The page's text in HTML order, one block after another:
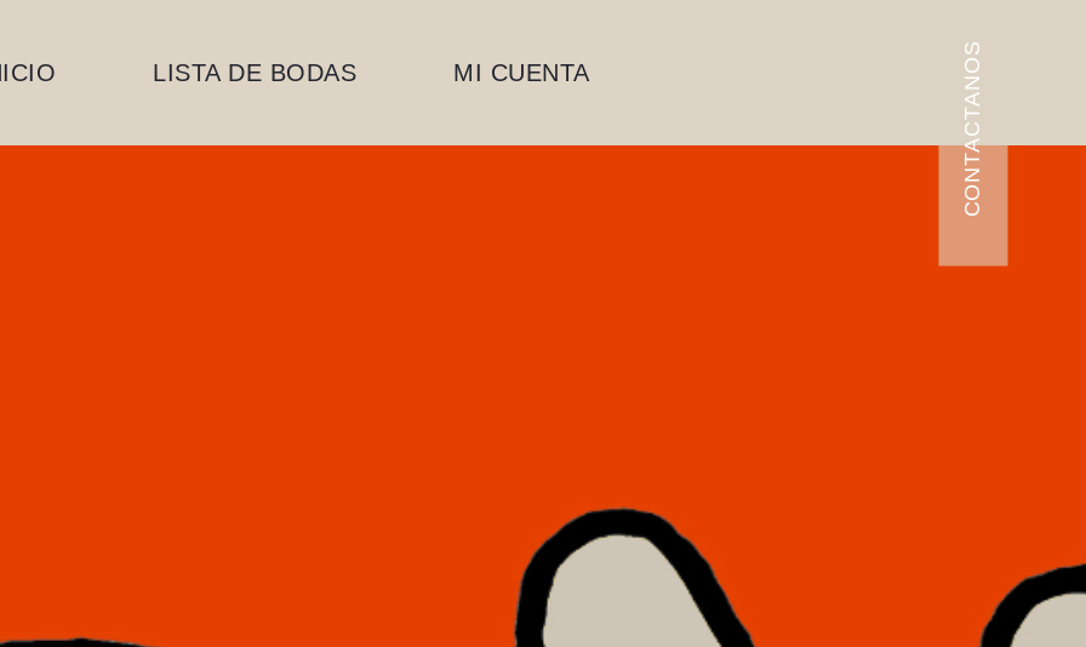
LISTA DE BODAS MI CUENTA CONTACTANOS